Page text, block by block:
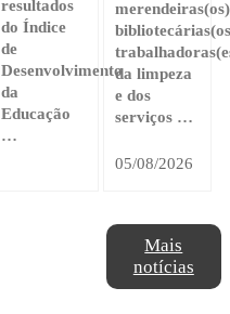
resultados
do Índice
de
Desenvolvimento
da
Educação
…
da limpeza
e dos
serviços …
05/08/2026
Mais
notícias